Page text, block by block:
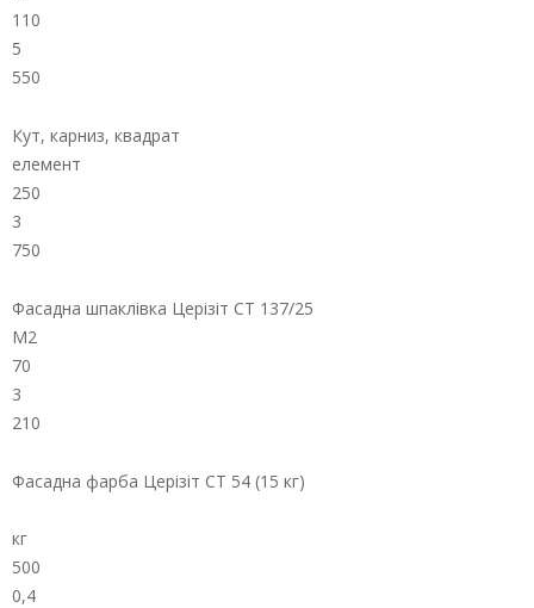
110
5
550
Кут, карниз, квадрат
елемент
250
3
750
Фасадна шпаклівка Церізіт СТ 137/25
М2
70
3
210
Фасадна фарба Церізіт СТ 54 (15 кг)
кг
500
0,4